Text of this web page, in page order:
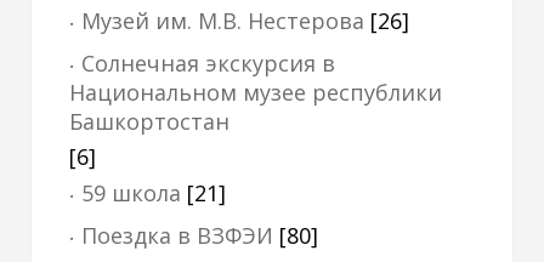
Музей им. М.В. Нестерова [26]
Солнечная экскурсия в
Национальном музее республики
Башкортостан
[6]
59 школа [21]
Поездка в ВЗФЭИ [80]